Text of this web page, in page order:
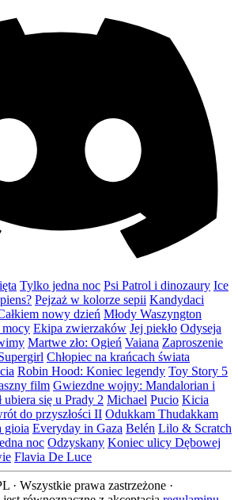
Tylko jedna noc Psi Patrol i dinozaury Ice
Pejzaż w kolorze sepii Kandydaci
nowy dzień Młody Waszyngton
mocy Ekipa zwierzaków Jej piekło Odyseja
Martwe zło: Ogień Vaiana Zaproszenie
Chłopiec na krańcach świata
Robin Hood: Koniec legendy Toy Story 5
film Gwiezdne wojny: Mandalorian i
ubiera się u Prady 2 Michael Pucio Kicia
do przyszłości II Odukkam Thudakkam
gioia Everyday in Gaza Belén Lilo & Scratch
noc Odzyskany Koniec ulicy Dębowej
Flavia De Luce
· Wszystkie prawa zastrzeżone ·